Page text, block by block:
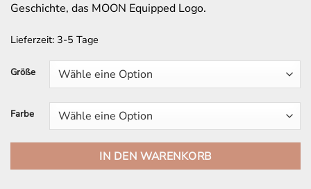
Geschichte, das MOON Equipped Logo.
Lieferzeit: 3-5 Tage
Größe
Farbe
IN DEN WARENKORB